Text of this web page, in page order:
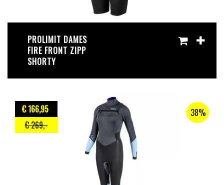
PROLIMIT DAMES
FIRE FRONT ZIPP
SHORTY
€ 166,95
€ 269,-
38%